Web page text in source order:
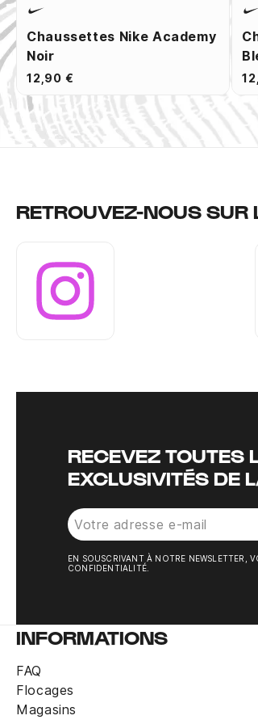
Chaussettes Nike Academy
Noir
12,90 €
RETROUVEZ-NOUS SUR
RECEVEZ TOUTES
EXCLUSIVITÉS DE
EN SOUSCRIVANT À NOTRE NEWSLETTER,
CONFIDENTIALITÉ.
INFORMATIONS
FAQ
Flocages
Magasins